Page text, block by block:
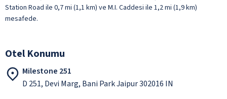
Station Road ile 0,7 mi (1,1 km) ve M.I. Caddesi ile 1,2 mi (1,9 km)
mesafede.
Otel Konumu
Milestone 251
D 251, Devi Marg, Bani Park Jaipur 302016 IN